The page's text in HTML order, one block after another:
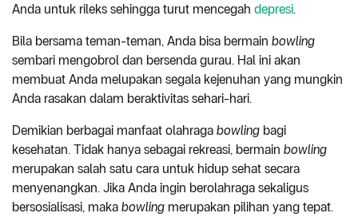
Anda untuk rileks sehingga turut mencegah depresi.
Bila bersama teman-teman, Anda bisa bermain bowling
sembari mengobrol dan bersenda gurau. Hal ini akan
membuat Anda melupakan segala kejenuhan yang mungkin
Anda rasakan dalam beraktivitas sehari-hari.
Demikian berbagai manfaat olahraga bowling bagi
kesehatan. Tidak hanya sebagai rekreasi, bermain bowling
merupakan salah satu cara untuk hidup sehat secara
menyenangkan. Jika Anda ingin berolahraga sekaligus
bersosialisasi, maka bowling merupakan pilihan yang tepat.